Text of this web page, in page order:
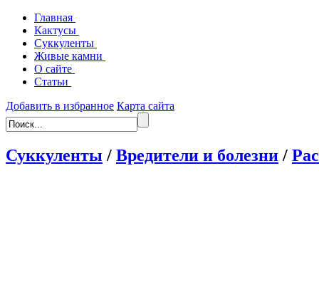
Главная
Кактусы
Суккуленты
Живые камни
О сайте
Статьи
Добавить в избранное Карта сайта
Суккуленты / Вредители и болезни /